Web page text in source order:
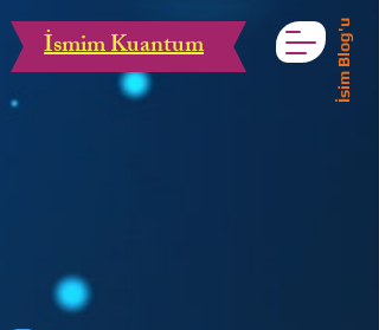
İsmim Kuantum İsim Blog'u